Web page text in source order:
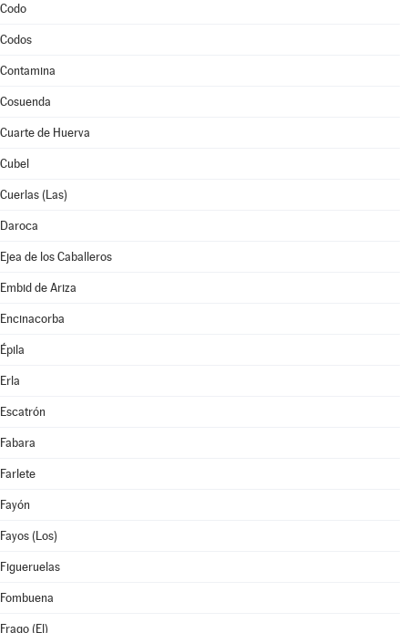
Codo
Codos
Contamina
Cosuenda
Cuarte de Huerva
Cubel
Cuerlas (Las)
Daroca
Ejea de los Caballeros
Embid de Ariza
Encinacorba
Épila
Erla
Escatrón
Fabara
Farlete
Fayón
Fayos (Los)
Figueruelas
Fombuena
Frago (El)